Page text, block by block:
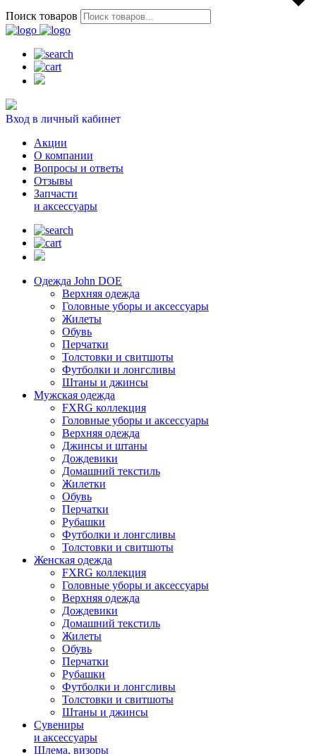
Поиск товаров
Вход в личный кабинет
Акции
О компании
Вопросы и ответы
Отзывы
Запчасти
и аксессуары
Одежда John DOE
Верхняя одежда
Головные уборы и аксессуары
Жилеты
Обувь
Перчатки
Толстовки и свитшоты
Футболки и лонгсливы
Штаны и джинсы
Мужская одежда
FXRG коллекция
Головные уборы и аксессуары
Верхняя одежда
Джинсы и штаны
Дождевики
Домашний текстиль
Жилетки
Обувь
Перчатки
Рубашки
Футболки и лонгсливы
Толстовки и свитшоты
Женская одежда
FXRG коллекция
Головные уборы и аксессуары
Верхняя одежда
Дождевики
Домашний текстиль
Жилеты
Обувь
Перчатки
Рубашки
Футболки и лонгсливы
Толстовки и свитшоты
Штаны и джинсы
Сувениры
и аксессуары
Шлема, визоры